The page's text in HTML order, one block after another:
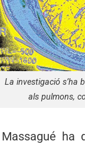
La investigació s’ha
als pulmons,
Massagué